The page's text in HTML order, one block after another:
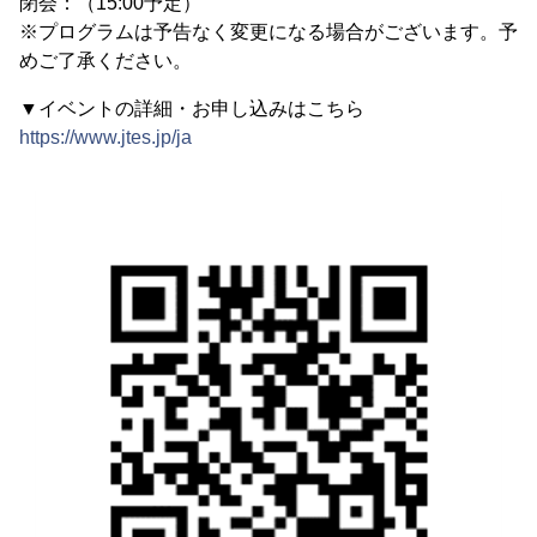
※プログラムは予告なく変更になる場合がございます。予
めご了承ください。
▼イベントの詳細・お申し込みはこちら
https://www.jtes.jp/ja